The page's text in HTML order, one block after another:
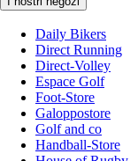
Daily Bikers
Direct Running
Direct-Volley
Espace Golf
Foot-Store
Galoppostore
Golf and co
Handball-Store